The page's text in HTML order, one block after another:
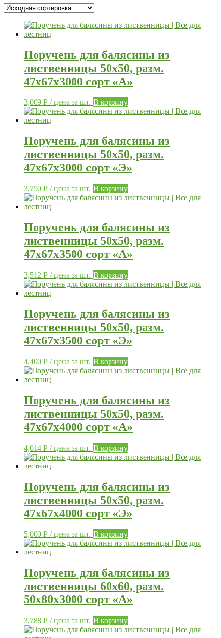
Поручень для балясины из
лиственницы 50х50, разм.
47х67х3000 сорт «А»
3,009 Р / цена за шт. В корзину
Поручень для балясины из
лиственницы 50х50, разм.
47х67х3000 сорт «Э»
3,750 Р / цена за шт. В корзину
Поручень для балясины из
лиственницы 50х50, разм.
47х67х3500 сорт «А»
3,512 Р / цена за шт. В корзину
Поручень для балясины из
лиственницы 50х50, разм.
47х67х3500 сорт «Э»
4,400 Р / цена за шт. В корзину
Поручень для балясины из
лиственницы 50х50, разм.
47х67х4000 сорт «А»
4,014 Р / цена за шт. В корзину
Поручень для балясины из
лиственницы 50х50, разм.
47х67х4000 сорт «Э»
5,000 Р / цена за шт. В корзину
Поручень для балясины из
лиственницы 60х60, разм.
50х80х3000 сорт «А»
3,788 Р / цена за шт. В корзину